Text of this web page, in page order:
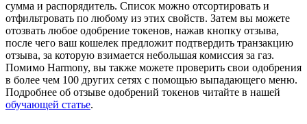
сумма и распорядитель. Список можно отсортировать и
отфильтровать по любому из этих свойств. Затем вы можете
отозвать любое одобрение токенов, нажав кнопку отзыва,
после чего ваш кошелек предложит подтвердить транзакцию
отзыва, за которую взимается небольшая комиссия за газ.
Помимо Harmony, вы также можете проверить свои одобрения
в более чем 100 других сетях с помощью выпадающего меню.
Подробнее об отзыве одобрений токенов читайте в нашей
обучающей статье.